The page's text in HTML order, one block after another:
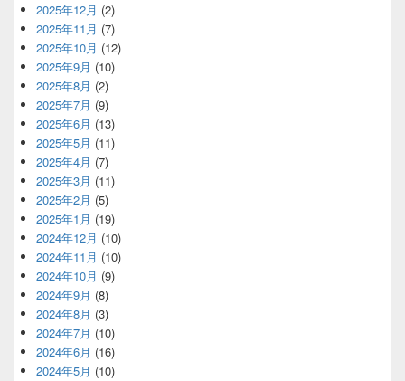
2025年12月 (2)
2025年11月 (7)
2025年10月 (12)
2025年9月 (10)
2025年8月 (2)
2025年7月 (9)
2025年6月 (13)
2025年5月 (11)
2025年4月 (7)
2025年3月 (11)
2025年2月 (5)
2025年1月 (19)
2024年12月 (10)
2024年11月 (10)
2024年10月 (9)
2024年9月 (8)
2024年8月 (3)
2024年7月 (10)
2024年6月 (16)
2024年5月 (10)